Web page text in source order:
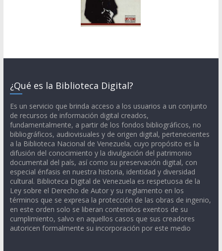
¿Qué es la Biblioteca Digital?
Es un servicio que brinda acceso a los usuarios a un conjunto
de recursos de información digital creados,
fundamentalmente, a partir de los fondos bibliográficos, no
bibliográficos, audiovisuales y de origen digital, pertenecientes
a la Biblioteca Nacional de Venezuela, cuyo propósito es la
difusión del conocimiento y la divulgación del patrimonio
documental del país, así como su preservación digital, con
especial énfasis en nuestra historia, identidad y diversidad
cultural. Biblioteca Digital de Venezuela es respetuosa de la
Ley sobre el Derecho de Autor y su reglamento en los
términos que se expresa la protección de las obras de ingenio,
en este orden solo se liberan contenidos exentos de su
cumplimiento, salvo en aquellos casos que sus creadores
autoricen formalmente su incorporación por este medio